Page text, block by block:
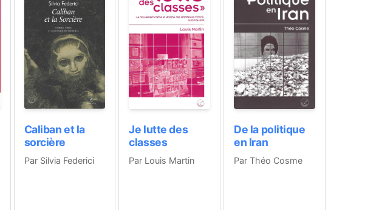
Caliban et la
sorcière
Par Silvia Federici
Je lutte des
classes
Par Louis Martin
De la politique
en Iran
Par Théo Cosme